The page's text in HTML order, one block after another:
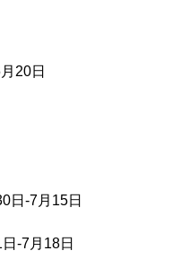
20日
日-7月15日
-7月18日